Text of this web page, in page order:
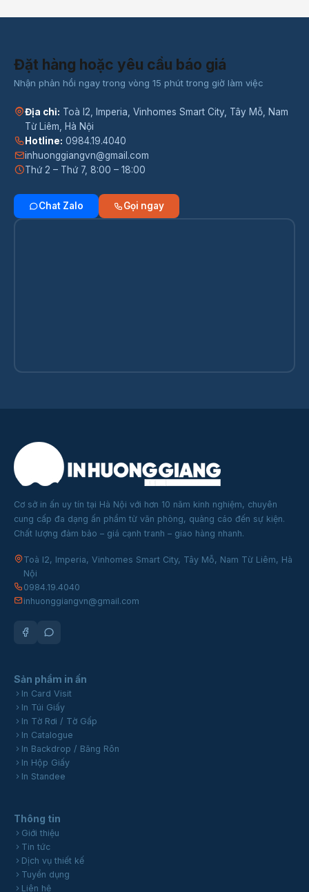
Đặt hàng hoặc yêu cầu báo giá
Nhận phản hồi ngay trong vòng 15 phút trong giờ làm việc
Địa chỉ: Toà I2, Imperia, Vinhomes Smart City, Tây Mỗ, Nam
Từ Liêm, Hà Nội
Hotline: 0984.19.4040
inhuonggiangvn@gmail.com
Thứ 2 – Thứ 7, 8:00 – 18:00
Chat Zalo Gọi ngay
Cơ sở in ấn uy tín tại Hà Nội với hơn 10 năm kinh nghiệm, chuyên
cung cấp đa dạng ấn phẩm từ văn phòng, quảng cáo đến sự kiện.
Chất lượng đảm bảo – giá cạnh tranh – giao hàng nhanh.
Toà I2, Imperia, Vinhomes Smart City, Tây Mỗ, Nam Từ Liêm, Hà
Nội
0984.19.4040
inhuonggiangvn@gmail.com
Sản phẩm in ấn
In Card Visit
In Túi Giấy
In Tờ Rơi / Tờ Gấp
In Catalogue
In Backdrop / Băng Rôn
In Hộp Giấy
In Standee
Thông tin
Giới thiệu
Tin tức
Dịch vụ thiết kế
Tuyển dụng
Liên hệ